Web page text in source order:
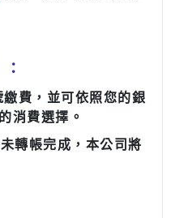
費，並可依照您的銀
消費選擇。
轉帳完成，本公司將